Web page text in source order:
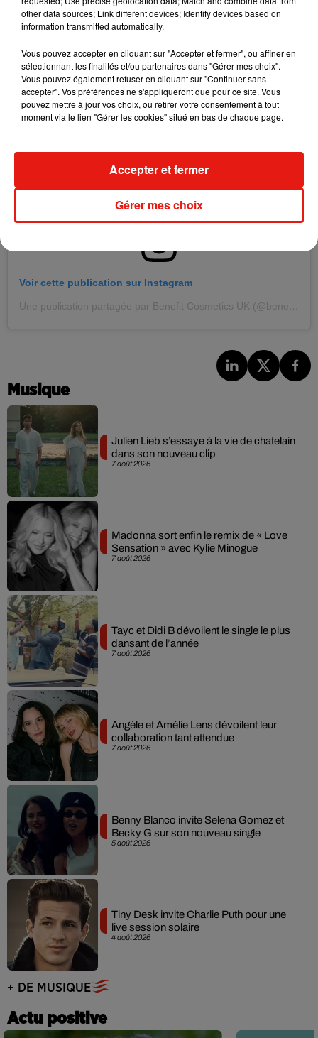
Une publication partagée par stephanie (@stefbamber) le
dans la rue.
Voir cette publication sur Instagram
Musique
7 août 2026
Julien Lieb s’essaye à la vie de chatelain
dans son nouveau clip
7 août 2026
Madonna sort enfin le remix de « Love
Sensation » avec Kylie Minogue
7 août 2026
Tayc et Didi B dévoilent le single le plus
dansant de l’année
7 août 2026
Angèle et Amélie Lens dévoilent leur
collaboration tant attendue
5 août 2026
Benny Blanco invite Selena Gomez et
Becky G sur son nouveau single
4 août 2026
Tiny Desk invite Charlie Puth pour une
live session solaire
+ DE MUSIQUE
Actu positive
other data sources; Link different devices; Identify devices based on
information transmitted automatically.
Vous pouvez accepter en cliquant sur "Accepter et fermer", ou affiner en
sélectionnant les finalités et/ou partenaires dans "Gérer mes choix".
Vous pouvez également refuser en cliquant sur "Continuer sans
accepter". Vos préférences ne s'appliqueront que pour ce site. Vous
pouvez mettre à jour vos choix, ou retirer votre consentement à tout
moment via le lien "Gérer les cookies" situé en bas de chaque page.
Gérer mes choix
Accepter et fermer